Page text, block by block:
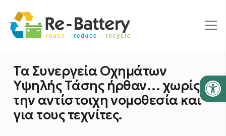
Τα Συνεργεία Οχημάτων
Υψηλής Τάσης ήρθαν… χωρίς
την αντίστοιχη νομοθεσία και
για τους τεχνίτες.